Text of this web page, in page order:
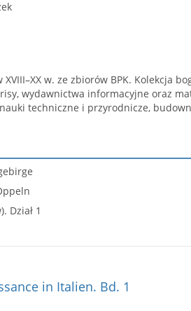
w. ze zbiorów BPK. Kolekcja
wydawnictwa informacyjne oraz
techniczne i przyrodnicze,
Dział 1
in Italien. Bd. 1